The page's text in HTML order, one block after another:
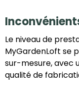
Le niveau de
MyGardenLoft se
sur-mesure, avec
qualité de